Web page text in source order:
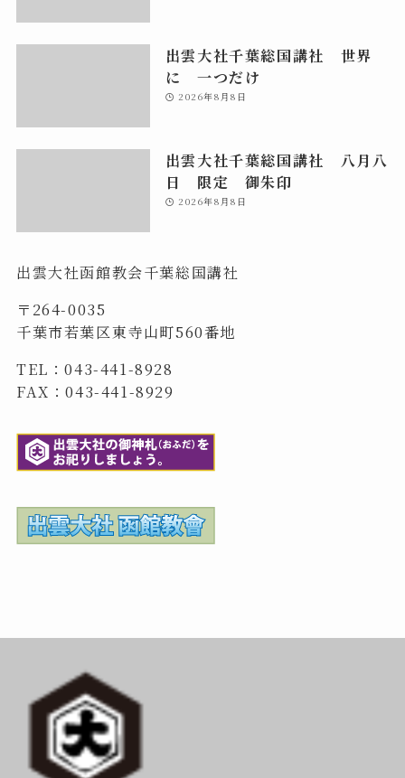
出雲大社千葉総国講社 世界
に 一つだけ
2026年8月8日
出雲大社千葉総国講社 八月八
日 限定 御朱印
2026年8月8日
出雲大社函館教会千葉総国講社
〒264-0035
千葉市若葉区東寺山町560番地
TEL：043-441-8928
FAX：043-441-8929